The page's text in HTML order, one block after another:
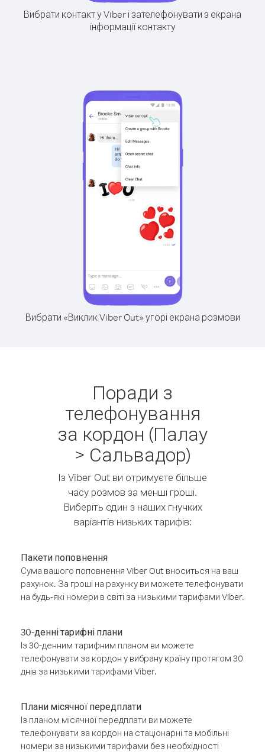
Вибрати контакт у Viber і зателефонувати з екрана
інформації контакту
Вибрати «Виклик Viber Out» угорі екрана розмови
Поради з
телефонування
за кордон (Палау
> Сальвадор)
Із Viber Out ви отримуєте більше
часу розмов за менші гроші.
Виберіть один з наших гнучких
варіантів низьких тарифів:
Пакети поповнення
Сума вашого поповнення Viber Out вноситься на ваш
рахунок. За гроші на рахунку ви можете телефонувати
на будь-які номери в світі за низькими тарифами Viber.
30-денні тарифні плани
Із 30-денним тарифним планом ви можете
телефонувати за кордон у вибрану країну протягом 30
днів за низькими тарифами Viber.
Плани місячної передплати
Із планом місячної передплати ви можете
телефонувати за кордон на стаціонарні та мобільні
номери за низькими тарифами без необхідності